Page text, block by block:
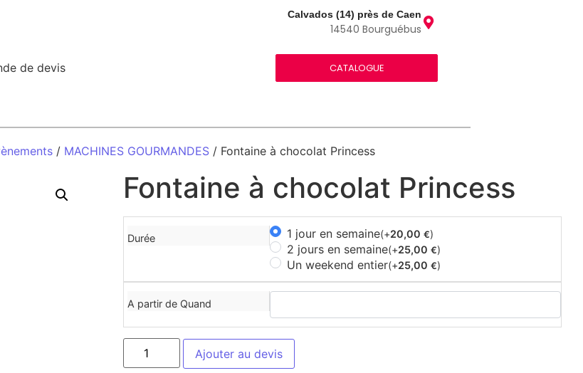
Calvados (14) près de Caen
14540 Bourguébus
de devis CATALOGUE
/ MACHINES GOURMANDES/ Fontaine à chocolat Princess
Fontaine à chocolat Princess
Durée 1 jour en semaine(+20,00 €)
2 jours en semaine(+25,00 €)
Un weekend entier(+25,00 €)
A partir de Quand
Ajouter au devis